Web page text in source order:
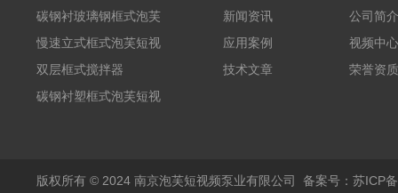
碳钢衬玻璃钢框式泡芙
短视频黄
慢速立式框式泡芙短视
频黄
双层框式搅拌器
碳钢衬塑框式泡芙短视
新闻资讯
应用案例
技术文章
公司简介
视频中心
荣誉资质
版权所有 © 2024 南京泡芙短视频泵业有限公司 备案号：苏